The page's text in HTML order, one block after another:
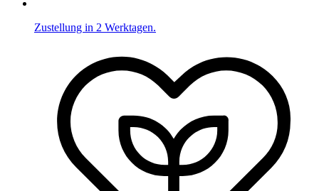
Zustellung in 2 Werktagen.